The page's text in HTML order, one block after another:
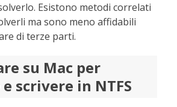
Esistono metodi correlati
ma sono meno affidabili
di terze parti.
su Mac per
scrivere in NTFS